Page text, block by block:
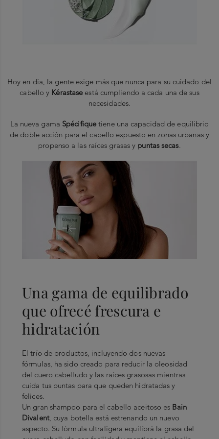
Hoy en día, la gente exige más que nunca para su cuidado del
cabello y Kérastase está cumpliendo a cada una de sus
necesidades.
La nueva gama Spécifique tiene una capacidad de equilibrio
de doble acción para el cabello expuesto en zonas urbanas y
propenso a las raíces grasas y puntas secas.
Una gama de equilibrado
que ofrecé frescura e
hidratación
El trío de productos, incluyendo dos nuevas
fórmulas, ha sido creado para reducir la oleosidad
del cuero cabelludo y las raíces grasosas mientras
cuida tus puntas para que queden hidratadas y
felices.
Un gran shampoo para el cabello aceitoso es Bain
Divalent, cuya botella está estrenando un nuevo
aspecto. Su fórmula ultraligera equilibrá la grasa del